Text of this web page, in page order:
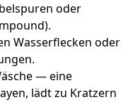
oder
Wasserflecken oder
— eine
lädt zu Kratzern